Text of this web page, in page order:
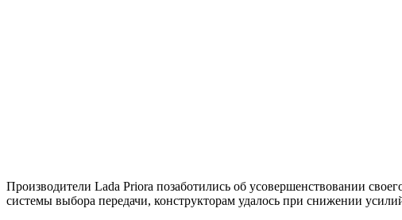
Производители Lada Priora позаботились об усовершенствовании
системы выбора передачи, конструкторам удалось при снижении